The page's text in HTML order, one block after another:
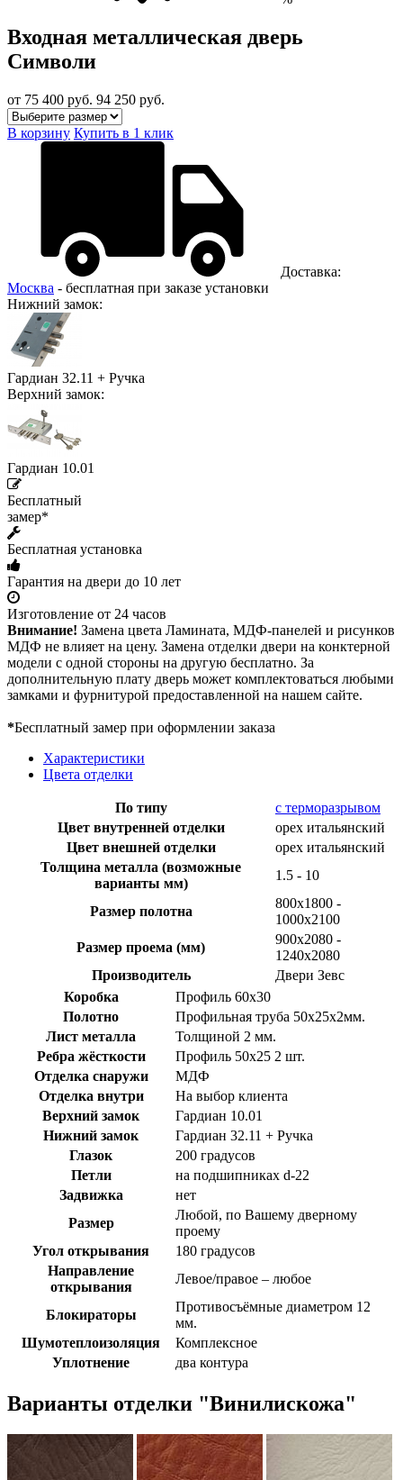
Входная металлическая дверь
Символи
от 75 400 руб. 94 250 руб.
В корзину Купить в 1 клик
Доставка:
Москва - бесплатная при заказе установки
Нижний замок:
Гардиан 32.11 + Ручка
Верхний замок:
Гардиан 10.01
Бесплатный
замер*
Бесплатная установка
Гарантия на двери до 10 лет
Изготовление от 24 часов
Внимание! Замена цвета Ламината, МДФ-панелей и рисунков
МДФ не влияет на цену. Замена отделки двери на конктерной
модели с одной стороны на другую бесплатно. За
дополнительную плату дверь может комплектоваться любыми
замками и фурнитурой предоставленной на нашем сайте.
*Бесплатный замер при оформлении заказа
Характеристики
Цвета отделки
По типу
с терморазрывом
Цвет внутренней отделки
орех итальянский
Цвет внешней отделки
орех итальянский
Толщина металла (возможные
варианты мм)
1.5 - 10
Размер полотна
800x1800 -
1000x2100
Размер проема (мм)
900х2080 -
1240х2080
Производитель
Двери Зевс
Коробка
Профиль 60х30
Полотно
Профильная труба 50х25х2мм.
Лист металла
Толщиной 2 мм.
Ребра жёсткости
Профиль 50х25 2 шт.
Отделка снаружи
МДФ
Отделка внутри
На выбор клиента
Верхний замок
Гардиан 10.01
Нижний замок
Гардиан 32.11 + Ручка
Глазок
200 градусов
Петли
на подшипниках d-22
Задвижка
нет
Размер
Любой, по Вашему дверному
проему
Угол открывания
180 градусов
Направление
открывания
Левое/правое – любое
Блокираторы
Противосъёмные диаметром 12
мм.
Шумотеплоизоляция
Комплексное
Уплотнение
два контура
Варианты отделки "Винилискожа"